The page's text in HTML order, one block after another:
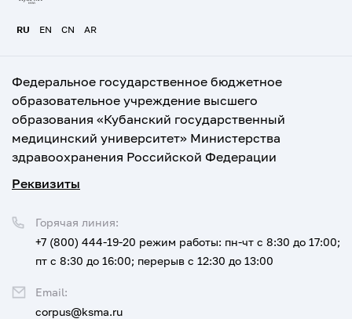
RU EN CN AR
Федеральное государственное бюджетное
образовательное учреждение высшего
образования «Кубанский государственный
медицинский университет» Министерства
здравоохранения Российской Федерации
Реквизиты
Горячая линия:
+7 (800) 444-19-20 режим работы: пн-чт с 8:30 до 17:00;
пт с 8:30 до 16:00; перерыв с 12:30 до 13:00
Email:
corpus@ksma.ru